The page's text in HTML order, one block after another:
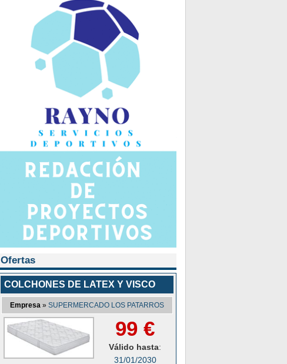
Ofertas
COLCHONES DE LATEX Y VISCO
Empresa » SUPERMERCADO LOS PATARROS
99 €
Válido hasta:
31/01/2030